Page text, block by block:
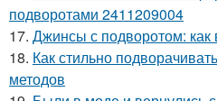
подворотами 2411209004
17. Джинсы с подворотом:
18. Как стильно
методов